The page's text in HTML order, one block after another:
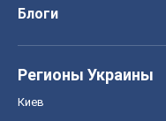
Блоги
Регионы Украины
Киев